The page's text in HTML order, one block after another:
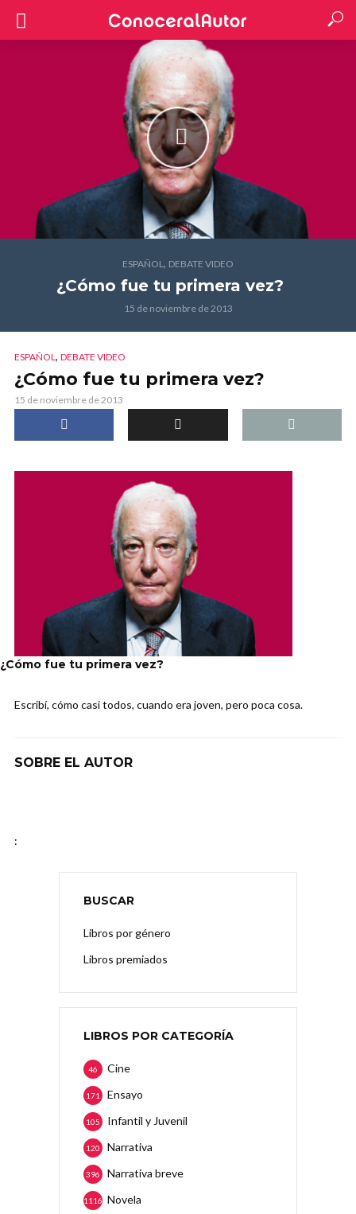
ESPAÑOL, DEBATE VIDEO
¿Cómo fue tu primera vez?
15 de noviembre de 2013
ESPAÑOL, DEBATE VIDEO
¿Cómo fue tu primera vez?
15 de noviembre de 2013
¿Cómo fue tu primera vez?
Escribí, cómo casi todos, cuando era joven, pero poca cosa.
SOBRE EL AUTOR
:
BUSCAR
Libros por género
Libros premiados
LIBROS POR CATEGORÍA
Cine
46
Ensayo
171
Infantil y Juvenil
105
Narrativa
120
Narrativa breve
396
Novela
1116